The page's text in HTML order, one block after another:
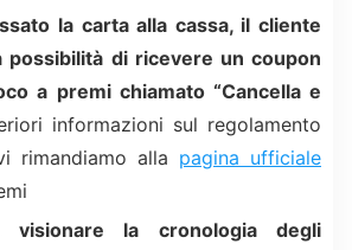
la carta alla cassa, il cliente
possibilità di ricevere un coupon
a premi chiamato “Cancella e
informazioni sul regolamento
rimandiamo alla pagina ufficiale
visionare la cronologia degli